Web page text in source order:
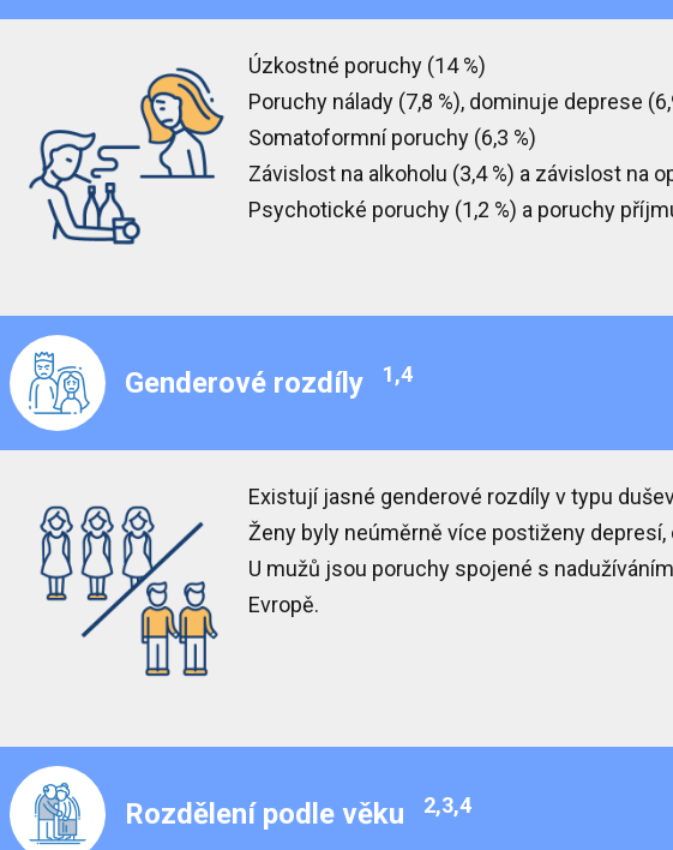
Úzkostné poruchy (14 %)
Poruchy nálady (7,8 %), dominuje deprese
Somatoformní poruchy (6,3 %)
Závislost na alkoholu (3,4 %) a závislost na
Psychotické poruchy (1,2 %) a poruchy
Genderové rozdíly 1,4
Existují jasné genderové rozdílyv typu
Ženy byly neúměrně více postiženy depresí,
U mužů jsou poruchy spojené s
Evropě.
Rozdělení podle věku 2,3,4